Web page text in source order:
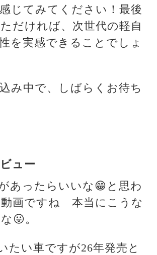
じてみてください！最後
だければ、次世代の軽自
を実感できることでしょ
み中で、しばらくお待ち
ュー
あったらいいな😁と思わ
画ですね 本当にこうな
😛。
たい車ですが26年発売と